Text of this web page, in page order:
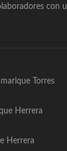
con
Torres
Herrera
Herrera